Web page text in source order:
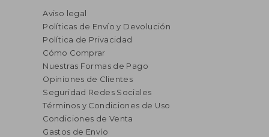
Aviso legal
Políticas de Envío y Devolución
Política de Privacidad
Cómo Comprar
Nuestras Formas de Pago
Opiniones de Clientes
Seguridad Redes Sociales
Términos y Condiciones de Uso
Condiciones de Venta
Gastos de Envío